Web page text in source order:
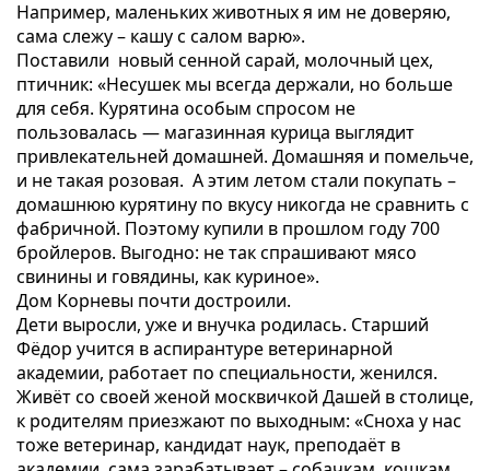
Например, маленьких животных я им не доверяю,
сама слежу – кашу с салом варю».
Поставили новый сенной сарай, молочный цех,
птичник: «Несушек мы всегда держали, но больше
для себя. Курятина особым спросом не
пользовалась — магазинная курица выглядит
привлекательней домашней. Домашняя и помельче,
и не такая розовая. А этим летом стали покупать –
домашнюю курятину по вкусу никогда не сравнить с
фабричной. Поэтому купили в прошлом году 700
бройлеров. Выгодно: не так спрашивают мясо
свинины и говядины, как куриное».
Дом Корневы почти достроили.
Дети выросли, уже и внучка родилась. Старший
Фёдор учится в аспирантуре ветеринарной
академии, работает по специальности, женился.
Живёт со своей женой москвичкой Дашей в столице,
к родителям приезжают по выходным: «Сноха у нас
тоже ветеринар, кандидат наук, преподаёт в